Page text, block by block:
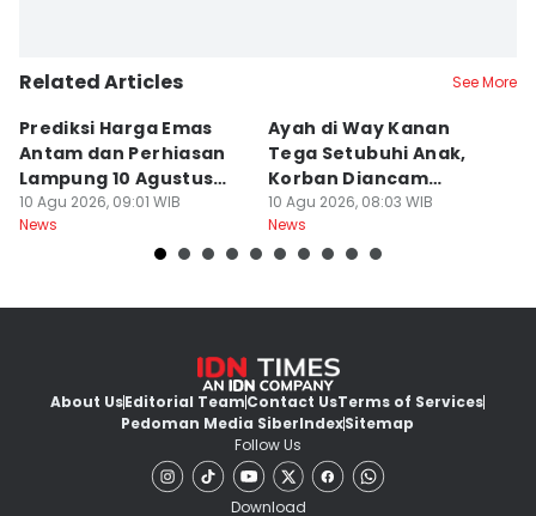
Related Articles See More
Prediksi Harga Emas
Antam dan Perhiasan
Lampung 10 Agustus
2026
10 Agu 2026, 09:01 WIB
News
Ayah di Way Kanan
Tega Setubuhi Anak,
Korban Diancam
Dibunuh
10 Agu 2026, 08:03 WIB
News
About UsEditorial TeamContact UsTerms of Services
Pedoman Media SiberIndexSitemap
Follow Us
Download